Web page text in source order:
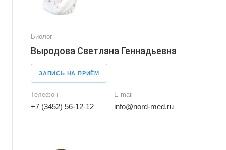
Биолог
Выродова Светлана Геннадьевна
ЗАПИСЬ НА ПРИЁМ
Телефон
+7 (3452) 56-12-12
E-mail
info@nord-med.ru